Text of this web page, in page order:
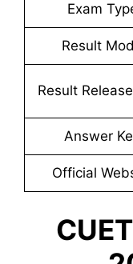
Exam
Result
Result
Answer
Official